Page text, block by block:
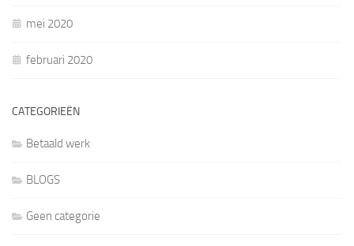
mei 2020
februari 2020
CATEGORIEËN
Betaald werk
BLOGS
Geen categorie